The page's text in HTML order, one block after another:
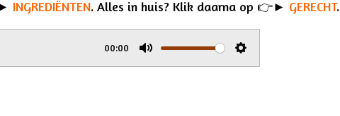
INGREDIËNTEN. Alles in huis? Klik daarna op 👉► GERECHT.
00:00
M
S